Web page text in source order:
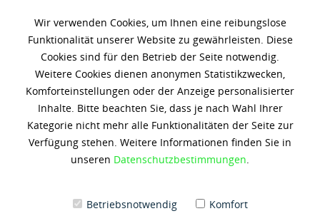
Wir verwenden Cookies, um Ihnen eine reibungslose
Funktionalität unserer Website zu gewährleisten. Diese
Cookies sind für den Betrieb der Seite notwendig.
Weitere Cookies dienen anonymen Statistikzwecken,
Komforteinstellungen oder der Anzeige personalisierter
Inhalte. Bitte beachten Sie, dass je nach Wahl Ihrer
Kategorie nicht mehr alle Funktionalitäten der Seite zur
Verfügung stehen. Weitere Informationen finden Sie in
unseren Datenschutzbestimmungen.
Betriebsnotwendig Komfort
Shell Gadus S2 V100 3
406,31 € * (8,13 € / 1 Kilogramm)
Inhalt: 50 Kilogramm
g50028037